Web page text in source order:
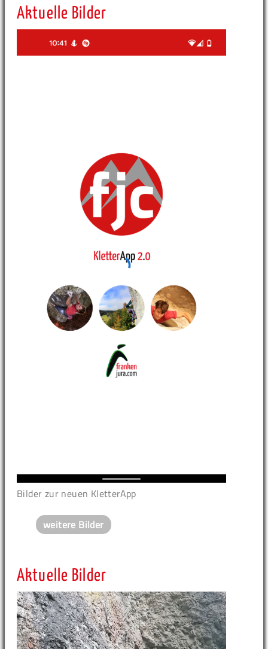
Aktuelle Bilder
Bilder zur neuen KletterApp
weitere Bilder
Aktuelle Bilder